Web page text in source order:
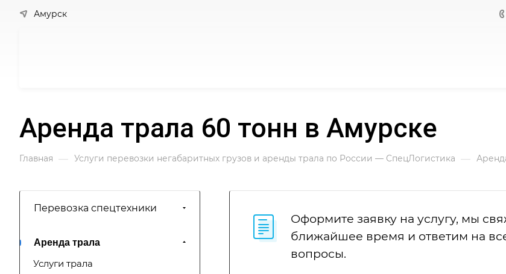
Амурск
Аренда трала 60 тонн в Амурске
Главная — Услуги перевозки негабаритных грузов и аренды трала по России — СпецЛогистика —
Оформите заявку на услугу, мы
ближайшее время и ответим на
вопросы.
Перевозка спецтехники
Аренда трала
Услуги трала